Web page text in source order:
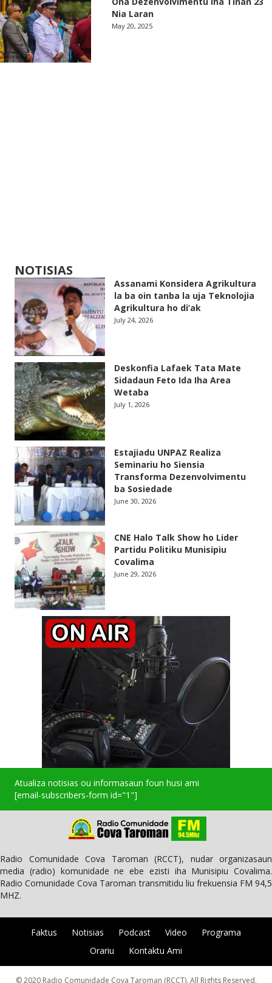
Nia Laran
May 20, 2025
NOTISIAS
Assanami Konsidera Agrikultura
la ba oin tanba la uja Teknolojia
Agrikultura ho di’ak
July 24, 2026
Deskonfia Lafaek Tata Mate
Sidadaun Feto Ida Iha Area
Wetaba
July 1, 2026
Estajiadu UNPAZ Realiza
Seminariu ho Siensia
Transforma Dezenvolvimentu
ba Sosiedade
June 30, 2026
CNE Halo Talk Show ho Lider
Partidu Politiku Munisipiu
Covalima
June 29, 2026
Atualiza notisias ou informasaun foun husi ami
[email-subscribers-form id="1"]
Radio Comunidade Cova Taroman (RCCT), nudar organizasaun
media (radio) komunidade ne ebe ezisti iha Munisipiu Covalima.
Radio Comunidade Cova Taroman transmitidu liu frekuensia FM 94,5
MHZ.
Faktus Notisias Podcast Video
Programa
Orariu
Kontaktu Ami
© 2020 Radio Comunidade Cova Taroman (RCCT). All Rights Reserved.